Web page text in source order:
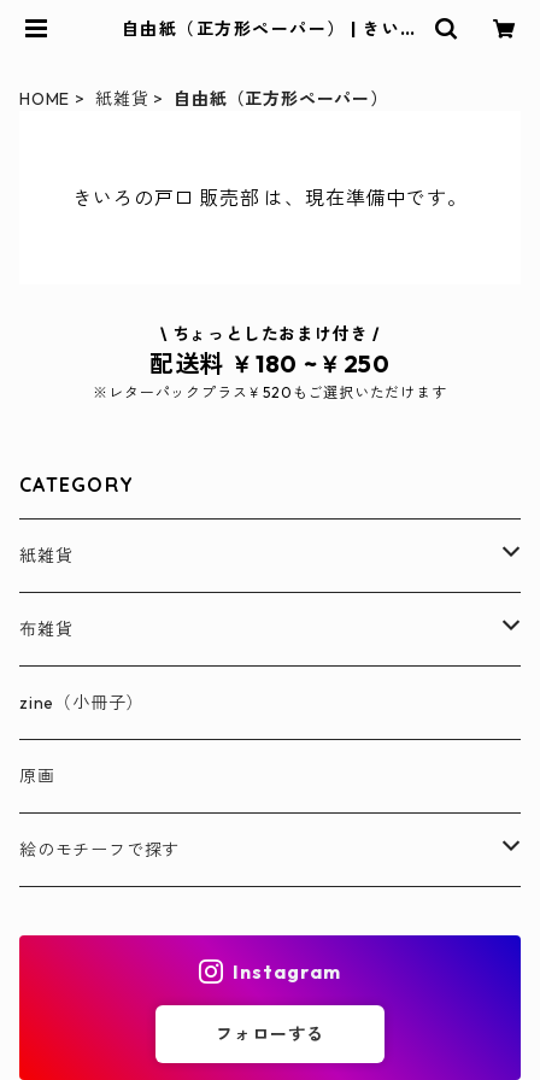
自由紙（正方形ペーパー） | きいろ
HOME 紙雑貨 自由紙（正方形ペーパー）
きいろの戸口 販売部 は、現在準備中です。
\ ちょっとしたおまけ付き /
配送料 ￥180 ~￥250
※レターパックプラス￥520もご選択いただけます
CATEGORY
紙雑貨
ポストカード
メッセージカード
ステッカー
自由紙（A4ペーパー）
布雑貨
ハンカチ
ポーチ
バッグ
zine（小冊子）
原画
絵のモチーフで探す
Instagram
フォローする